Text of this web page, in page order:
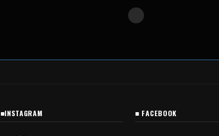
■INSTAGRAM ■ FACEBOOK